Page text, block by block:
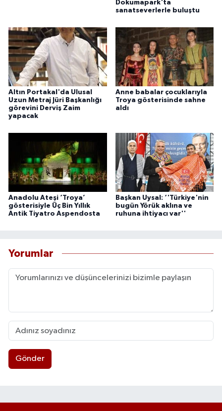
Dokumapark'ta
sanatseverlerle buluştu
Altın Portakal'da Ulusal
Uzun Metraj Jüri Başkanlığı
görevini Derviş Zaim
yapacak
Anne babalar çocuklarıyla
Troya gösterisinde sahne
aldı
Anadolu Ateşi ‘Troya’
gösterisiyle Üç Bin Yıllık
Antik Tiyatro Aspendosta
Başkan Uysal: ‘'Türkiye'nin
bugün Yörük aklına ve
ruhuna ihtiyacı var''
Yorumlar
Gönder